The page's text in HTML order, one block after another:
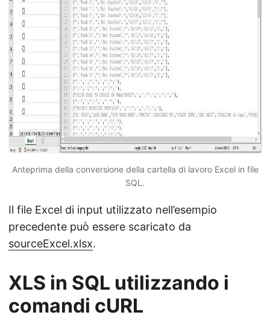
Anteprima della conversione della cartella di lavoro Excel in file
SQL.
Il file Excel di input utilizzato nell’esempio
precedente può essere scaricato da
sourceExcel.xlsx.
XLS in SQL utilizzando i
comandi cURL